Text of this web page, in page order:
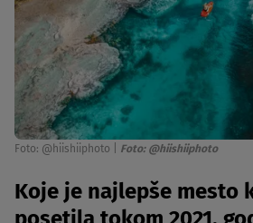
Foto: @hiishiiphoto Foto: @hiishiiphoto
Koje je najlepše mesto